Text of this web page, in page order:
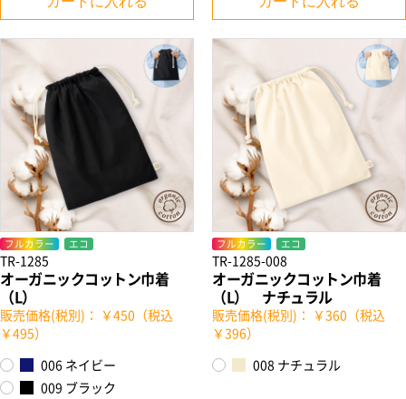
フルカラー エコ
TR-1285
オーガニックコットン巾着
（L）
販売価格(税別)： ￥450（税込
￥495）
006 ネイビー
009 ブラック
フルカラー エコ
TR-1285-008
オーガニックコットン巾着
（L） ナチュラル
販売価格(税別)： ￥360（税込
￥396）
008 ナチュラル
お買い物を続ける